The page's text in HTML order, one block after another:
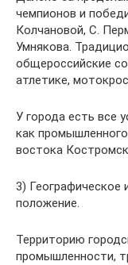
чемпионов и
Колчановой, С.
Умнякова.
общероссийские
атлетике,
У города есть все
как
востока
3) Географическое
положение.
Территорию
промышленности,